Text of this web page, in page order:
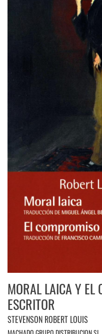
MORAL LAICA Y EL
ESCRITOR
STEVENSON ROBERT LOUIS